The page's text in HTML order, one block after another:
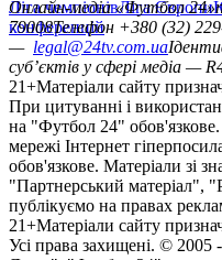
Ліга чемпіонівЛіга Європи
конференцій
Онлайн-медіа «Футбол 24»
79008Телефон +380 (32)
— legal@24tv.com.ua
суб’єктів у сфері медіа —
21+Матеріали сайту
При цитуванні і
на "Футбол 24"
мережі Інтернет
обов'язкове. Матеріали зі
"Партнерський матеріал",
публікуємо на правах
21+Матеріали сайту
Усi права захищенi. © 2005 -